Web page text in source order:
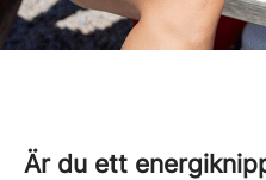
Är du ett